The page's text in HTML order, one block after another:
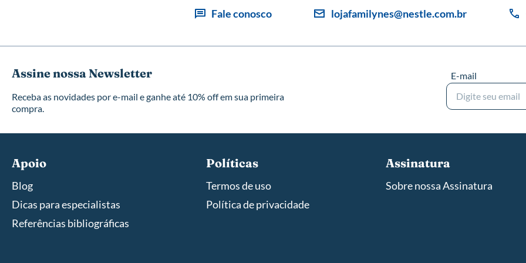
Fale conosco lojafamilynes@nestle.com.br
Assine nossa Newsletter
Receba as novidades por e-mail e ganhe até 10% off em sua primeira
compra.
E-mail
Apoio
Blog
Dicas para especialistas
Referências bibliográficas
Políticas
Termos de uso
Política de privacidade
Assinatura
Sobre nossa Assinatura